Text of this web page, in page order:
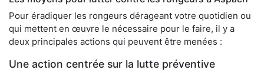
Pour éradiquer les rongeurs dérageant votre quotidien ou
qui mettent en œuvre le nécessaire pour le faire, il y a
deux principales actions qui peuvent être menées :
Une action centrée sur la lutte préventive